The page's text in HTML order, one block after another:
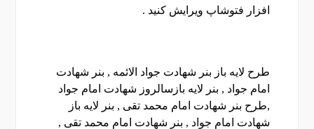
افزار فتوشاپ ویرایش کنید .
طرح لایه باز بنر شهادت جواد الائمه , بنر شهادت
امام جواد , بنر لایه بازسالروز شهادت امام جواد
,طرح بنر شهادت امام محمد تقی , بنر لایه باز
شهادت امام جواد , بنر شهادت امام محمد تقی ,